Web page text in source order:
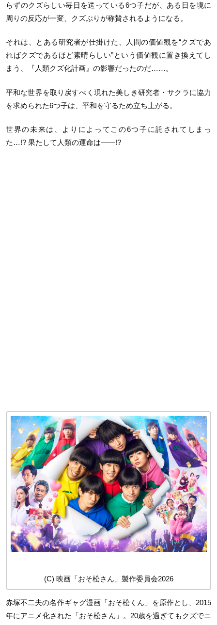
らずのクズらしい毎日を送っている6つ子だが、ある日を境に
周りの反応が一変、クズぶりが称賛されるようになる。
それは、とある研究者が仕掛けた、人間の価値観を“クズであ
ればクズであるほど素晴らしい”という価値観に置き換えてし
まう、『人類クズ化計画』の影響だったのだ……。
平和な世界を取り戻すべく現れた美しき研究者・サクラに協力
を求められた6つ子は、平和を守るため立ち上がる。
世界の未来は、よりによってこの6つ子に託されてしまっ
た…!? 果たして人類の運命は——!?
(C) 映画「おそ松さん」製作委員会2026
赤塚不二夫の名作ギャグ漫画「おそ松くん」を原作とし、2015
年にアニメ化された「おそ松さん」。20歳を過ぎてもクズでニ